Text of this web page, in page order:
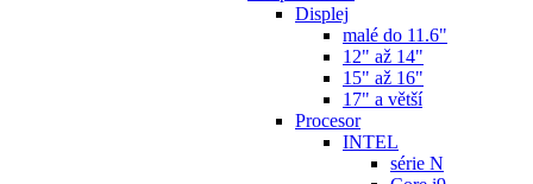
Displej
malé do 11.6"
12" až 14"
15" až 16"
17" a větší
Procesor
INTEL
série N